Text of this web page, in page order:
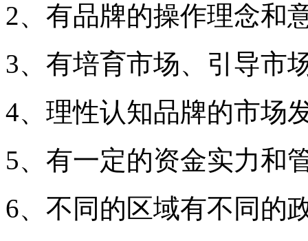
2、有品牌的操作理念和
3、有培育市场、引导市
4、理性认知品牌的市场
5、有一定的资金实力和
6、不同的区域有不同的